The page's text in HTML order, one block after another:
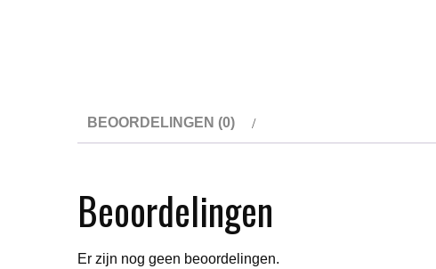
BEOORDELINGEN (0)
Beoordelingen
Er zijn nog geen beoordelingen.